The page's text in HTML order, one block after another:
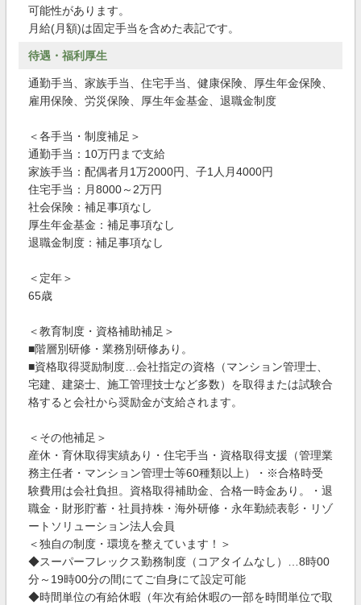
可能性があります。
月給(月額)は固定手当を含めた表記です。
待遇・福利厚生
通勤手当、家族手当、住宅手当、健康保険、厚生年金保険、
雇用保険、労災保険、厚生年金基金、退職金制度
＜各手当・制度補足＞
通勤手当：10万円まで支給
家族手当：配偶者月1万2000円、子1人月4000円
住宅手当：月8000～2万円
社会保険：補足事項なし
厚生年金基金：補足事項なし
退職金制度：補足事項なし
＜定年＞
65歳
＜教育制度・資格補助補足＞
■階層別研修・業務別研修あり。
■資格取得奨励制度…会社指定の資格（マンション管理士、
宅建、建築士、施工管理技士など多数）を取得または試験合
格すると会社から奨励金が支給されます。
＜その他補足＞
産休・育休取得実績あり・住宅手当・資格取得支援（管理業
務主任者・マンション管理士等60種類以上）・※合格時受
験費用は会社負担。資格取得補助金、合格一時金あり。・退
職金・財形貯蓄・社員持株・海外研修・永年勤続表彰・リゾ
ートソリューション法人会員
＜独自の制度・環境を整えています！＞
◆スーパーフレックス勤務制度（コアタイムなし）…8時00
分～19時00分の間にてご自身にて設定可能
◆時間単位の有給休暇（年次有給休暇の一部を時間単位で取